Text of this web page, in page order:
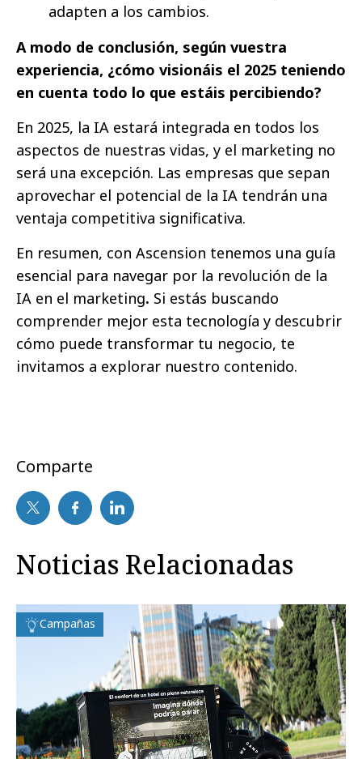
adapten a los cambios.
A modo de conclusión, según vuestra
experiencia, ¿cómo visionáis el 2025 teniendo
en cuenta todo lo que estáis percibiendo?
En 2025, la IA estará integrada en todos los
aspectos de nuestras vidas, y el marketing no
será una excepción. Las empresas que sepan
aprovechar el potencial de la IA tendrán una
ventaja competitiva significativa.
En resumen, con Ascension tenemos una guía
esencial para navegar por la revolución de la
IA en el marketing. Si estás buscando
comprender mejor esta tecnología y descubrir
cómo puede transformar tu negocio, te
invitamos a explorar nuestro contenido.
Comparte
Noticias Relacionadas
Campañas